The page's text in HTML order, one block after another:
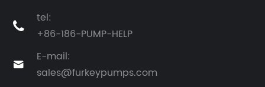

tel:
+86-186-PUMP-HELP

E-mail:
sales@furkeypumps.com